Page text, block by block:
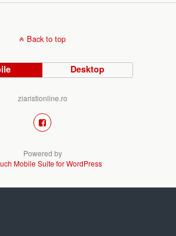
Back to top
Desktop
ziaristionline.ro
Powered by
Mobile Suite for WordPress